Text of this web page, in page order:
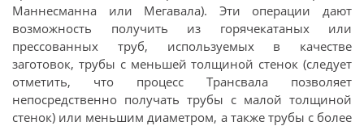
Маннесманна или Мегавала). Эти операции дают
возможность получить из горячекатаных или
прессованных труб, используемых в качестве
заготовок, трубы с меньшей толщиной стенок (следует
отметить, что процесс Трансвала позволяет
непосредственно получать трубы с малой толщиной
стенок) или меньшим диаметром, а также трубы с более